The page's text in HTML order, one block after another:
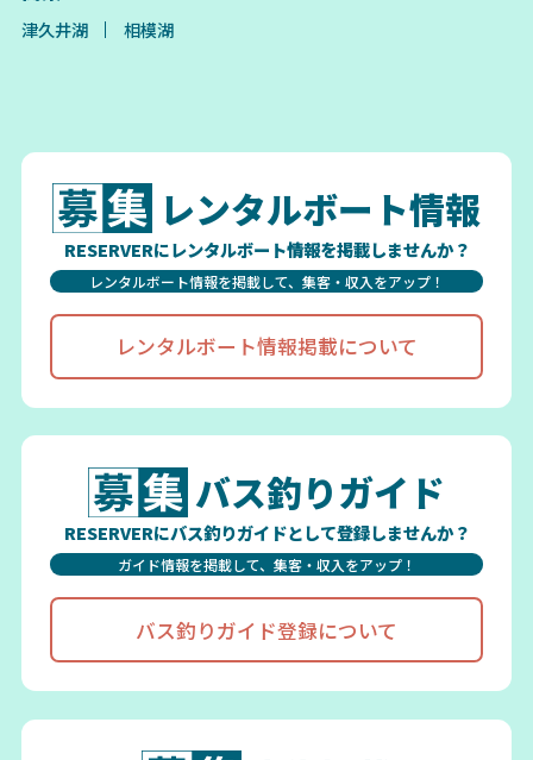
津久井湖 相模湖
レンタルボート情報
RESERVERにレンタルボート情報を掲載しませんか？
レンタルボート情報を掲載して、集客・収入をアップ！
レンタルボート情報掲載について
バス釣りガイド
RESERVERにバス釣りガイドとして登録しませんか？
ガイド情報を掲載して、集客・収入をアップ！
バス釣りガイド登録について